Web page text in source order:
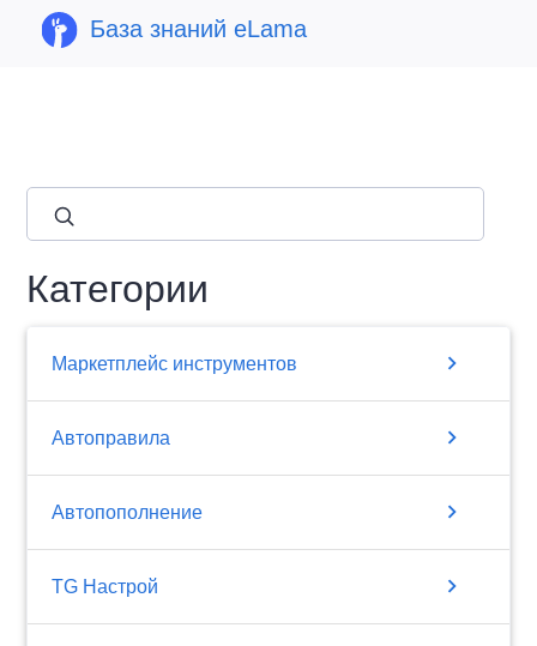
База знаний eLama
Категории
Маркетплейс инструментов chevron_right
Автоправила chevron_right
Автопополнение chevron_right
TG Настрой chevron_right